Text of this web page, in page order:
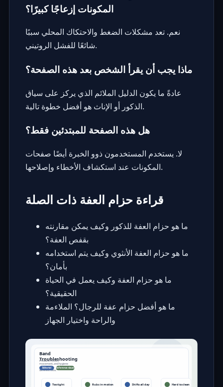
المكونات إزعاجًا كبيرًا؟
نعم. تعد مشكلات الضغط والاحتكاك المحلي سببًا
شائعًا للفشل الروتيني.
ماذا يجب أن يقرأ الشخص بعد هذه الصفحة؟
عادةً ما يكون الدليل الملائم الذي يركز على سياق
الذكور أو الإناث هو أفضل خطوة تالية.
هل هذه الصفحة للمبتدئين فقط؟
لا. يستخدم المستخدمون ذوو الخبرة أيضًا صفحات
المكونات عند استكشاف الأخطاء وإصلاحها.
قراءة حزام العفة ذات الصلة
ما هو حزام العفة للذكور وكيف يمكن مقارنته
بقفص العفة؟
ما هو حزام العفة الأنثوي وكيف يتم استخدامه
بأمان؟
ما هو حزام العفة وكيف يعمل في الحياة
الحقيقية؟
ما هو أفضل حزام عفة للرجال؟ الملاءمة
والراحة واختيار الجهاز